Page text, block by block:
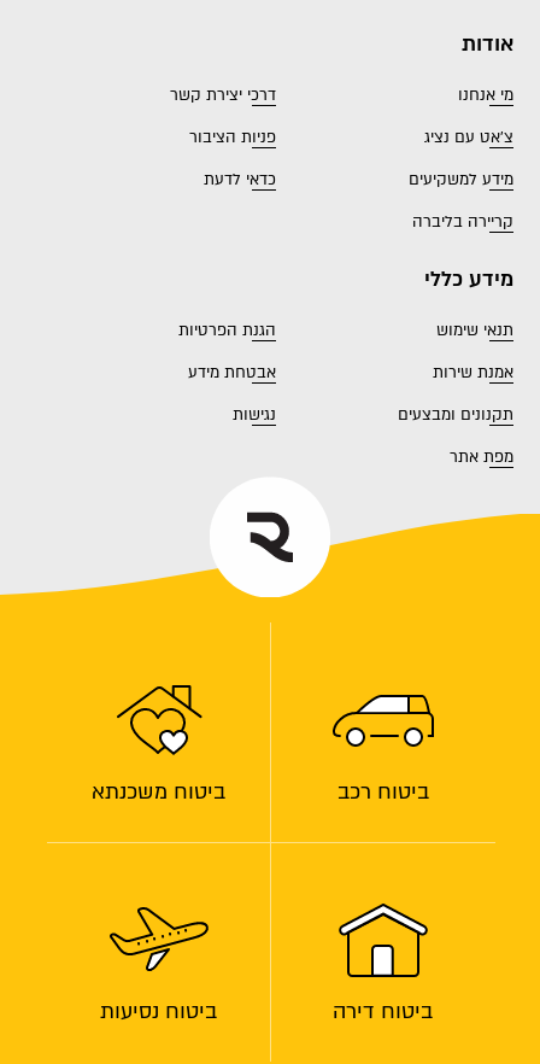
ביטוח רכב ביטוח משכנתא
ביטוח דירה ביטוח נסיעות
אודות
מי אנחנו
דרכי יצירת קשר
צ'אט עם נציג
פניות הציבור
מידע למשקיעים
כדאי לדעת
קריירה בליברה
מידע כללי
תנאי שימוש
הגנת הפרטיות
אמנת שירות
אבטחת מידע
תקנונים ומבצעים
נגישות
מפת אתר